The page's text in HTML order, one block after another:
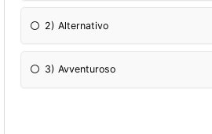
2) Alternativo
3) Avventuroso